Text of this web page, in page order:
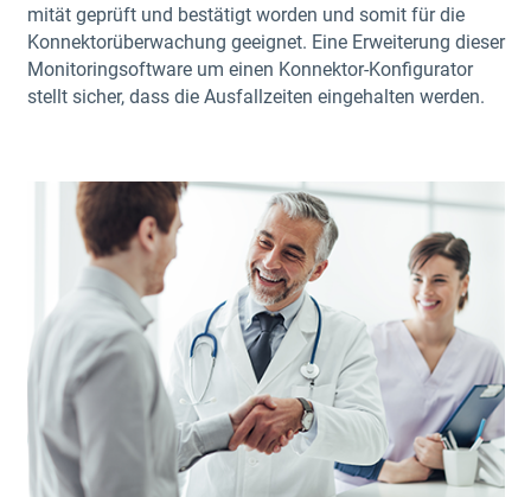
mi­tät geprüft und bestä­tigt wor­den und somit für die
Kon­nek­tor­über­wa­chung geeig­net. Eine Erwei­te­rung die­ser
Moni­to­ring­soft­ware um einen Kon­nek­tor-Kon­fi­gu­ra­tor
stellt sicher, dass die Aus­fall­zei­ten ein­ge­hal­ten werden.